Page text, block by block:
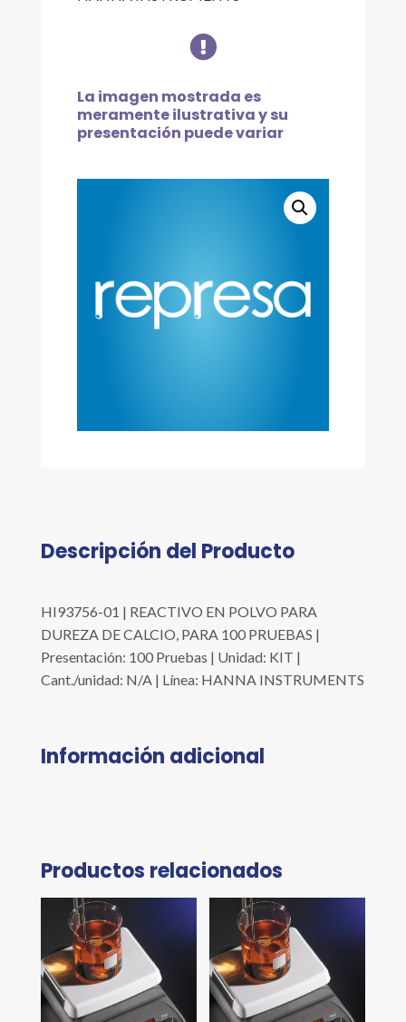

La imagen mostrada es
meramente ilustrativa y su
presentación puede variar
Descripción del Producto
HI93756-01 | REACTIVO EN POLVO PARA
DUREZA DE CALCIO, PARA 100 PRUEBAS |
Presentación: 100 Pruebas | Unidad: KIT |
Cant./unidad: N/A | Línea: HANNA INSTRUMENTS
Información adicional
Productos relacionados